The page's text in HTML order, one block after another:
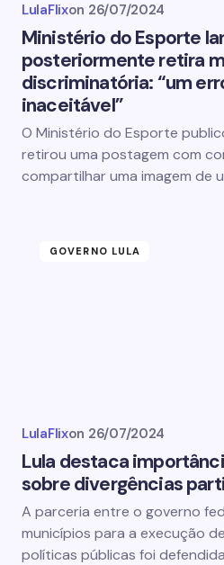
LulaFlixon 26/07/2024
Ministério do Esporte
posteriormente retira
discriminatória: “um
inaceitável”
O Ministério do Esporte
retirou uma postagem com
compartilhar uma imagem de
GOVERNO LULA
LulaFlixon 26/07/2024
Lula destaca
sobre divergências
A parceria entre o governo
municípios para a execução
políticas públicas foi